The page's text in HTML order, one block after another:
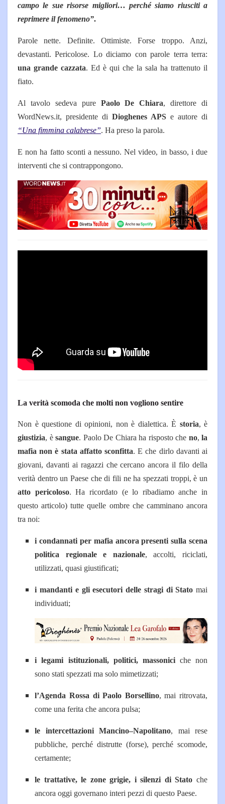
campo le sue risorse migliori… perché siamo riusciti a
reprimere il fenomeno”.
Parole nette. Definite. Ottimiste.Forse troppo. Anzi,
devastanti. Pericolose. Lo diciamo con parole terra terra:
una grande cazzata. Ed è qui che la sala ha trattenuto il
fiato.
Al tavolo sedeva pure Paolo De Chiara, direttore di
WordNews.it, presidente di Dioghenes APS e autore di
“Una fimmina calabrese”. Ha preso la parola.
E non ha fatto sconti a nessuno. Nel video, in basso, i due
interventi che si contrappongono.
La verità scomoda che molti non vogliono sentire
Non è questione di opinioni, non è dialettica. È storia, è
giustizia, è sangue. Paolo De Chiara ha risposto che no, la
mafia non è stata affatto sconfitta.E che dirlo davanti ai
giovani, davanti ai ragazzi che cercano ancora il filo della
verità dentro un Paese che di fili ne ha spezzati troppi, è un
atto pericoloso.Ha ricordato (e lo ribadiamo anche in
questo articolo) tutte quelle ombre che camminano ancora
tra noi:
i condannati per mafia ancora presenti sulla scena
politica regionale e nazionale, accolti, riciclati,
utilizzati, quasi giustificati;
i mandanti e gli esecutori delle stragi di Stato mai
individuati;
i legami istituzionali, politici, massoniciche non
sono stati spezzati ma solo mimetizzati;
l’Agenda Rossa di Paolo Borsellino, mai ritrovata,
come una ferita che ancora pulsa;
le intercettazioni Mancino–Napolitano, mai rese
pubbliche, perché distrutte (forse), perché scomode,
certamente;
le trattative, le zone grigie, i silenzi di Stato che
ancora oggi governano interi pezzi di questo Paese.